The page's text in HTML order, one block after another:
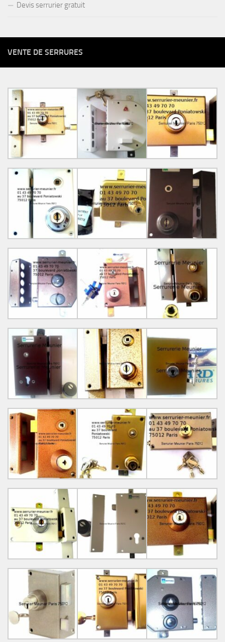
Devis serrurier gratuit
VENTE DE SERRURES